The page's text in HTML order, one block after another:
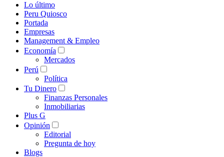
Lo último
Peru Quiosco
Portada
Empresas
Management & Empleo
Economía
Mercados
Perú
Política
Tu Dinero
Finanzas Personales
Inmobiliarias
Plus G
Opinión
Editorial
Pregunta de hoy
Blogs